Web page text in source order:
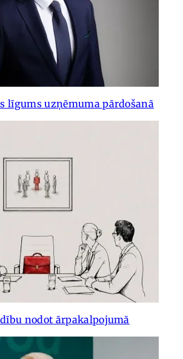
līgums uzņēmuma pārdošanā
nodot ārpakalpojumā